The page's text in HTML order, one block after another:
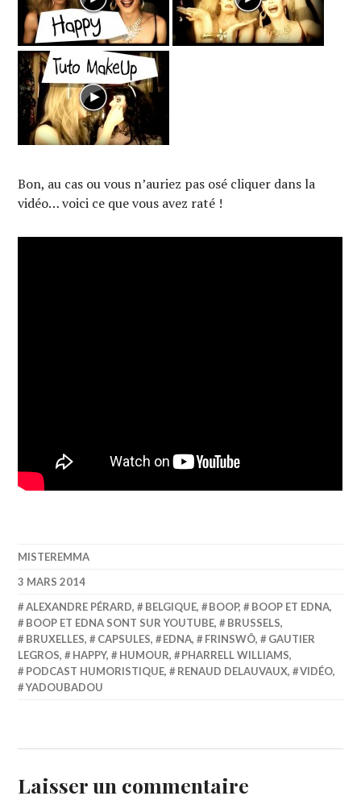
Bon, au cas ou vous n’auriez pas osé cliquer dans la
vidéo… voici ce que vous avez raté !
MISTEREMMA
3 MARS 2014
ALEXANDRE PÉRARD, BELGIQUE, BOOP, BOOP ET EDNA,
BOOP ET EDNA SONT SUR YOUTUBE, BRUSSELS,
BRUXELLES, CAPSULES, EDNA, FRINSWÔ,
GAUTIER
LEGROS, HAPPY, HUMOUR, PHARRELL WILLIAMS,
PODCAST HUMORISTIQUE, RENAUD DELAUVAUX, VIDÉO,
YADOUBADOU
Laisser un commentaire